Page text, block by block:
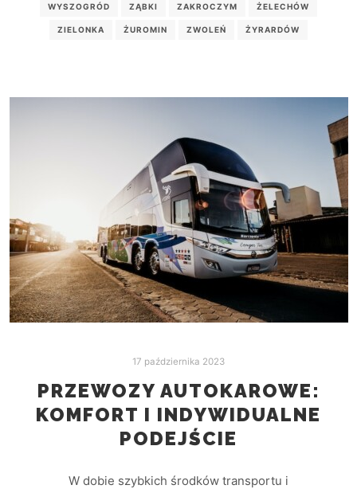
WYSZOGRÓD ZĄBKI ZAKROCZYM ŻELECHÓW
ZIELONKA ŻUROMIN ZWOLEŃ ŻYRARDÓW
17 października 2023
PRZEWOZY AUTOKAROWE:
KOMFORT I INDYWIDUALNE
PODEJŚCIE
W dobie szybkich środków transportu i